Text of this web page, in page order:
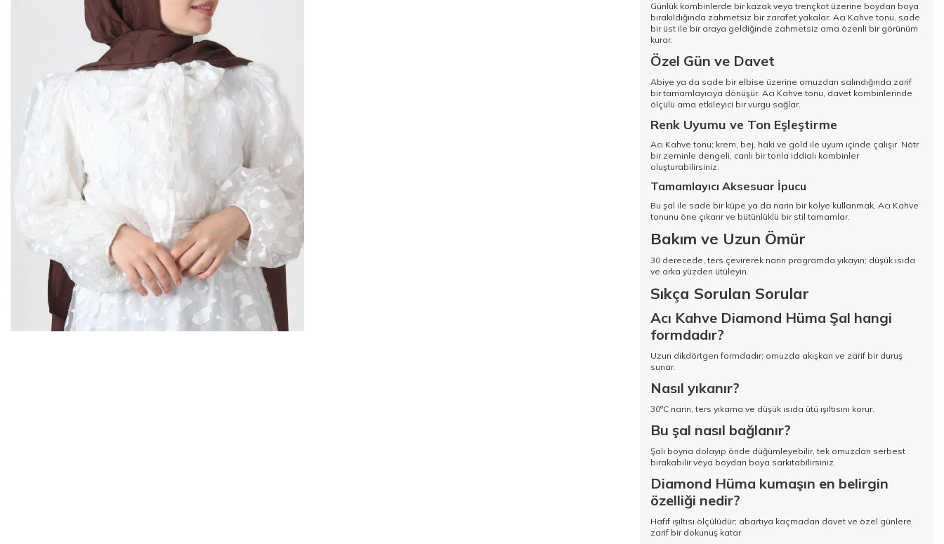
Günlük kombinlerde bir kazak veya trençkot üzerine boydan boya
bırakıldığında zahmetsiz bir zarafet yakalar. Acı Kahve tonu, sade
bir üst ile bir araya geldiğinde zahmetsiz ama özenli bir görünüm
kurar.
Özel Gün ve Davet
Abiye ya da sade bir elbise üzerine omuzdan salındığında zarif
bir tamamlayıcıya dönüşür. Acı Kahve tonu, davet kombinlerinde
ölçülü ama etkileyici bir vurgu sağlar.
Renk Uyumu ve Ton Eşleştirme
Acı Kahve tonu; krem, bej, haki ve gold ile uyum içinde çalışır. Nötr
bir zeminle dengeli, canlı bir tonla iddialı kombinler
oluşturabilirsiniz.
Tamamlayıcı Aksesuar İpucu
Bu şal ile sade bir küpe ya da narin bir kolye kullanmak, Acı Kahve
tonunu öne çıkarır ve bütünlüklü bir stil tamamlar.
Bakım ve Uzun Ömür
30 derecede, ters çevirerek narin programda yıkayın; düşük ısıda
ve arka yüzden ütüleyin.
Sıkça Sorulan Sorular
Acı Kahve Diamond Hüma Şal hangi
formdadır?
Uzun dikdörtgen formdadır; omuzda akışkan ve zarif bir duruş
sunar.
Nasıl yıkanır?
30°C narin, ters yıkama ve düşük ısıda ütü ışıltısını korur.
Bu şal nasıl bağlanır?
Şalı boyna dolayıp önde düğümleyebilir, tek omuzdan serbest
bırakabilir veya boydan boya sarkıtabilirsiniz.
Diamond Hüma kumaşın en belirgin
özelliği nedir?
Hafif ışıltısı ölçülüdür; abartıya kaçmadan davet ve özel günlere
zarif bir dokunuş katar.